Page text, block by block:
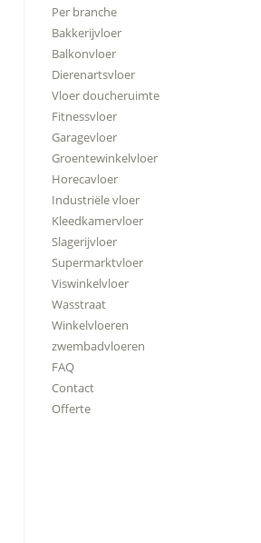
Per branche
Bakkerijvloer
Balkonvloer
Dierenartsvloer
Vloer doucheruimte
Fitnessvloer
Garagevloer
Groentewinkelvloer
Horecavloer
Industriële vloer
Kleedkamervloer
Slagerijvloer
Supermarktvloer
Viswinkelvloer
Wasstraat
Winkelvloeren
zwembadvloeren
FAQ
Contact
Offerte